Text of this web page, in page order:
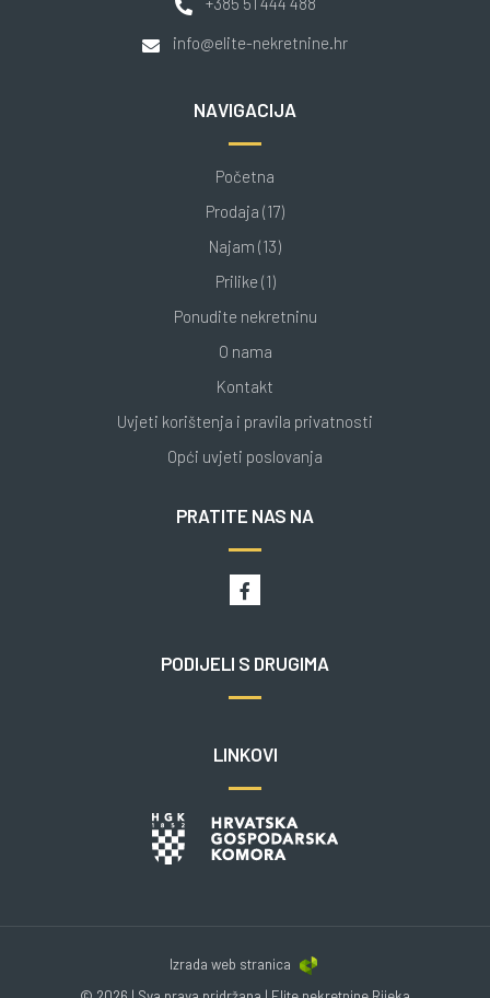
info@elite-nekretnine.hr
NAVIGACIJA
Početna
Prodaja (17)
Najam (13)
Prilike (1)
Ponudite nekretninu
O nama
Kontakt
Uvjeti korištenja i pravila privatnosti
Opći uvjeti poslovanja
PRATITE NAS NA
PODIJELI S DRUGIMA
LINKOVI
Izrada web stranica